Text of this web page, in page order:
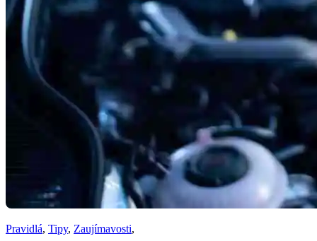
Pravidlá, Tipy, Zaujímavosti,